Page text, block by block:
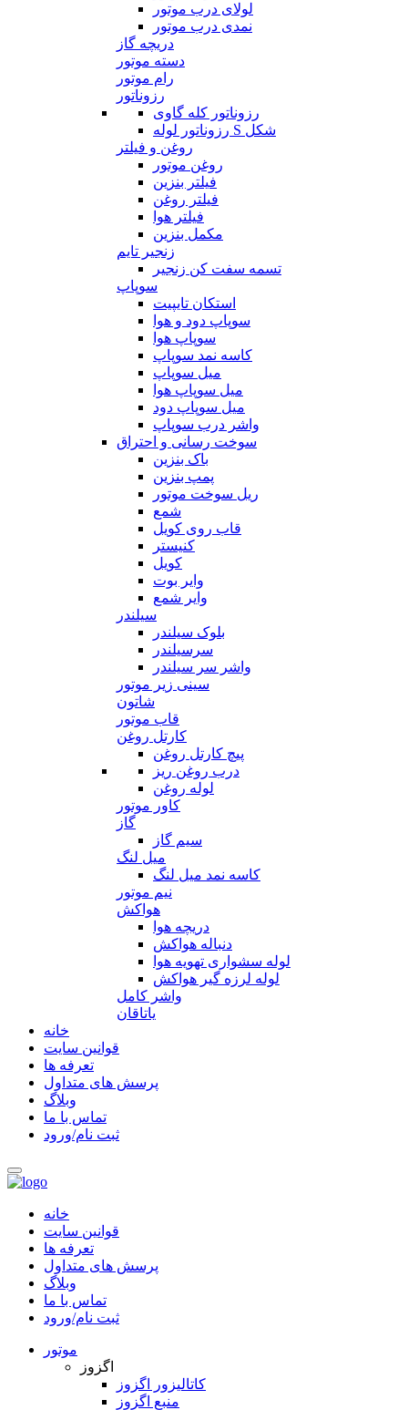
لولای درب موتور
نمدی درب موتور
دریچه گاز
دسته موتور
رام موتور
رزوناتور
رزوناتور کله گاوی
رزوناتور لوله S شکل
روغن و فیلتر
روغن موتور
فیلتر بنزین
فیلتر روغن
فیلتر هوا
مکمل بنزین
زنجیر تایم
تسمه سفت کن زنجیر
سوپاپ
استکان تایپیت
سوپاپ دود و هوا
سوپاپ هوا
کاسه نمد سوپاپ
میل سوپاپ
میل سوپاپ هوا
میل سوپاپ دود
واشر درب سوپاپ
سوخت رسانی و احتراق
باک بنزین
پمپ بنزین
ریل سوخت موتور
شمع
قاب روی کویل
کنیستر
کویل
وایر بوت
وایر شمع
سیلندر
بلوک سیلندر
سرسیلندر
واشر سر سیلندر
سینی زیر موتور
شاتون
قاب موتور
کارتل روغن
پیچ کارتل روغن
درب روغن ریز
لوله روغن
کاور موتور
گاز
سیم گاز
میل لنگ
کاسه نمد میل لنگ
نیم موتور
هواکش
دریچه هوا
دنباله هواکش
لوله سشواری تهویه هوا
لوله لرزه گیر هواکش
واشر کامل
یاتاقان
خانه
قوانین سایت
تعرفه ها
پرسش های متداول
وبلاگ
تماس با ما
ثبت نام/ورود
خانه
قوانین سایت
تعرفه ها
پرسش های متداول
وبلاگ
تماس با ما
ثبت نام/ورود
موتور
اگزوز
کاتالیزور اگزوز
منبع اگزوز